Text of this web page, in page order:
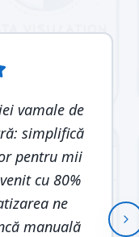
vamale de
simplifică
pentru mii
cu 80%
ne
manuală